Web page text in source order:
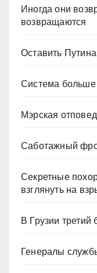
Иногда они
возвращаются
Оставить
Система больше
Мэрская
Саботажный
Секретные
взглянуть на
В Грузии третий
Генералы